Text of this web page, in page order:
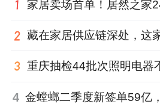
4